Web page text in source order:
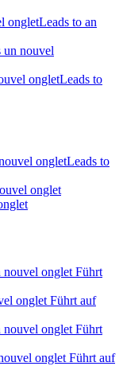
ongletLeads to an
un nouvel
ongletLeads to
ongletLeads to
onglet
nouvel onglet Führt
onglet Führt auf
nouvel onglet Führt
onglet Führt auf